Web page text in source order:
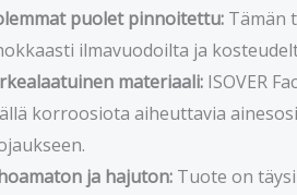
puolet pinnoitettu: Tämän
ilmavuodoilta ja
materiaali: ISOVER
korroosiota aiheuttavia
ja hajuton: Tuote on